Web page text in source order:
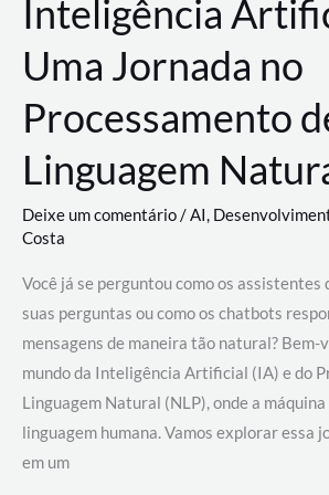
Inteligência
Uma Jornada no
Processamento
Linguagem
Deixe um comentário/AI,
Costa
Você já se perguntou como os assistentes
suas perguntas ou como os chatbots
mensagens de maneira tão natural?
mundo da Inteligência Artificial (IA) e do
Linguagem Natural (NLP), onde a
linguagem humana. Vamos explorar essa
em um